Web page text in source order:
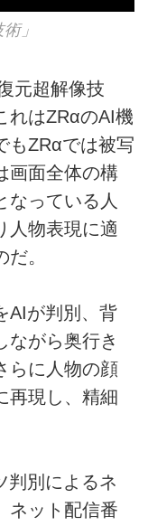
」
元超解像技
れはZRαのAI機
もZRαでは被写
画面全体の構
なっている人
人物表現に適
。
AIが判別、背
ながら奥行き
らに人物の顔
再現し、精細
別によるネ
ネット配信番